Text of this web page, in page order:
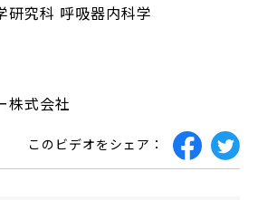
研究科 呼吸器内科学
株式会社
このビデオをシェア：